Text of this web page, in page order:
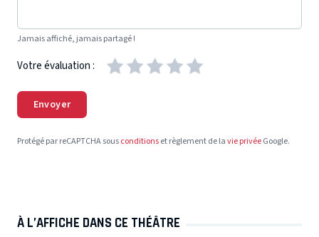
Jamais affiché, jamais partagé !
Votre évaluation :
Envoyer
Protégé par reCAPTCHA sousconditionset règlement de lavie privéeGoogle.
À L’AFFICHE DANS CE THÉÂTRE